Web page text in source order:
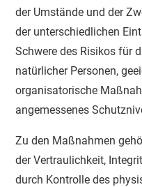
der Umstände und der
der unterschiedlichen
Schwere des Risikos für
natürlicher Personen,
organisatorische
angemessenes
Zu den Maßnahmen
der Vertraulichkeit,
durch Kontrolle des